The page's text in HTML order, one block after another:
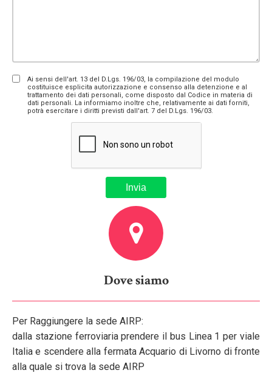
Ai sensi dell'art. 13 del D.Lgs. 196/03, la compilazione del modulo
costituisce esplicita autorizzazione e consenso alla detenzione e al
trattamento dei dati personali, come disposto dal Codice in materia di
dati personali. La informiamo inoltre che, relativamente ai dati forniti,
potrà esercitare i diritti previsti dall'art. 7 del D.Lgs. 196/03.
Dove siamo
Per Raggiungere la sede AIRP:
dalla stazione ferroviaria prendere il bus Linea 1 per viale
Italia e scendere alla fermata Acquario di Livorno di fronte
alla quale si trova la sede AIRP